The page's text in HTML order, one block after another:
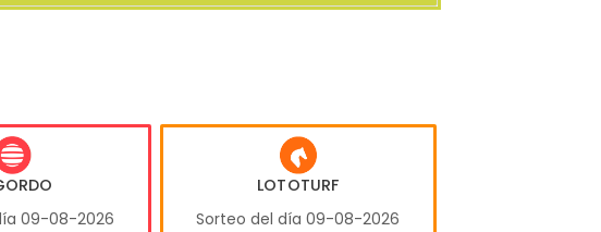
09-08-2026
LOTOTURF
Sorteo del día 09-08-2026